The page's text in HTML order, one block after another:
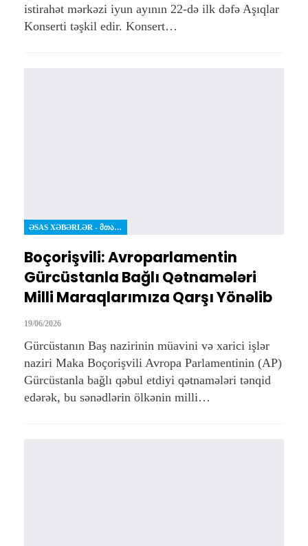
istirahət mərkəzi iyun ayının 22-də ilk dəfə Aşıqlar
Konserti təşkil edir. Konsert…
ƏSAS XƏBƏRLƏR - ᲛᲗᲐᲕᲐᲠᲘ ᲐᲛᲑᲔᲑᲘ
Boçorişvili: Avroparlamentin
Gürcüstanla Bağlı Qətnamələri
Milli Maraqlarımıza Qarşı Yönəlib
19/06/2026
Gürcüstanın Baş nazirinin müavini və xarici işlər
naziri Maka Boçorişvili Avropa Parlamentinin (AP)
Gürcüstanla bağlı qəbul etdiyi qətnamələri tənqid
edərək, bu sənədlərin ölkənin milli…